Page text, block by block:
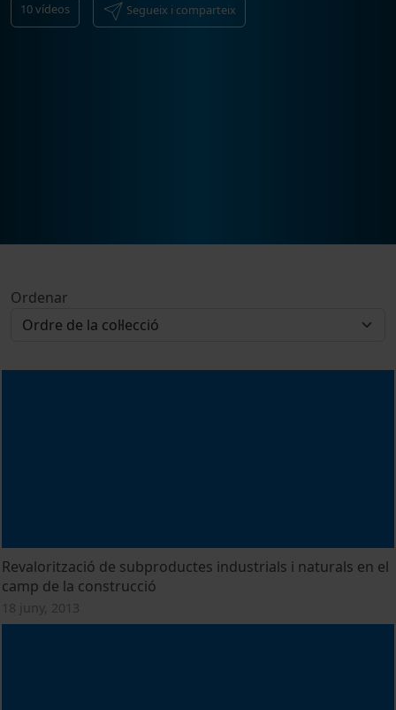
10vídeos Segueix i comparteix
Ordenar
Revalorització de subproductes industrials i naturals en el
camp de la construcció
18 juny, 2013